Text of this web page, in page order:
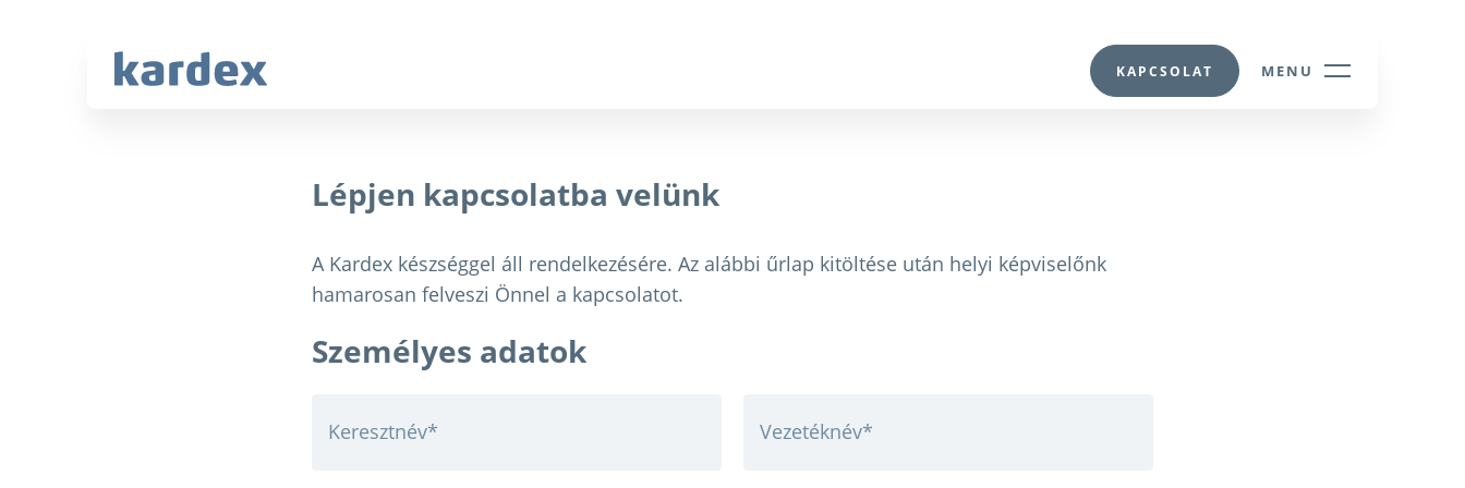
Navigate to Kardex.com
Quick navigation
KAPCSOLAT MENU
Lépjen kapcsolatba velünk
A Kardex készséggel áll rendelkezésére. Az alábbi űrlap kitöltése után helyi képviselőnk
hamarosan felveszi Önnel a kapcsolatot.
Személyes adatok
Keresztnév* Vezetéknév*